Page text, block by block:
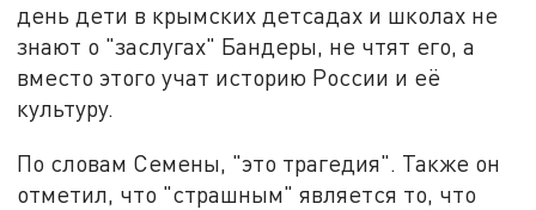
день дети в крымских детсадах и школах не
знают о "заслугах" Бандеры, не чтят его, а
вместо этого учат историю России и её
культуру.
По словам Семены, "это трагедия". Также он
отметил, что "страшным" является то, что